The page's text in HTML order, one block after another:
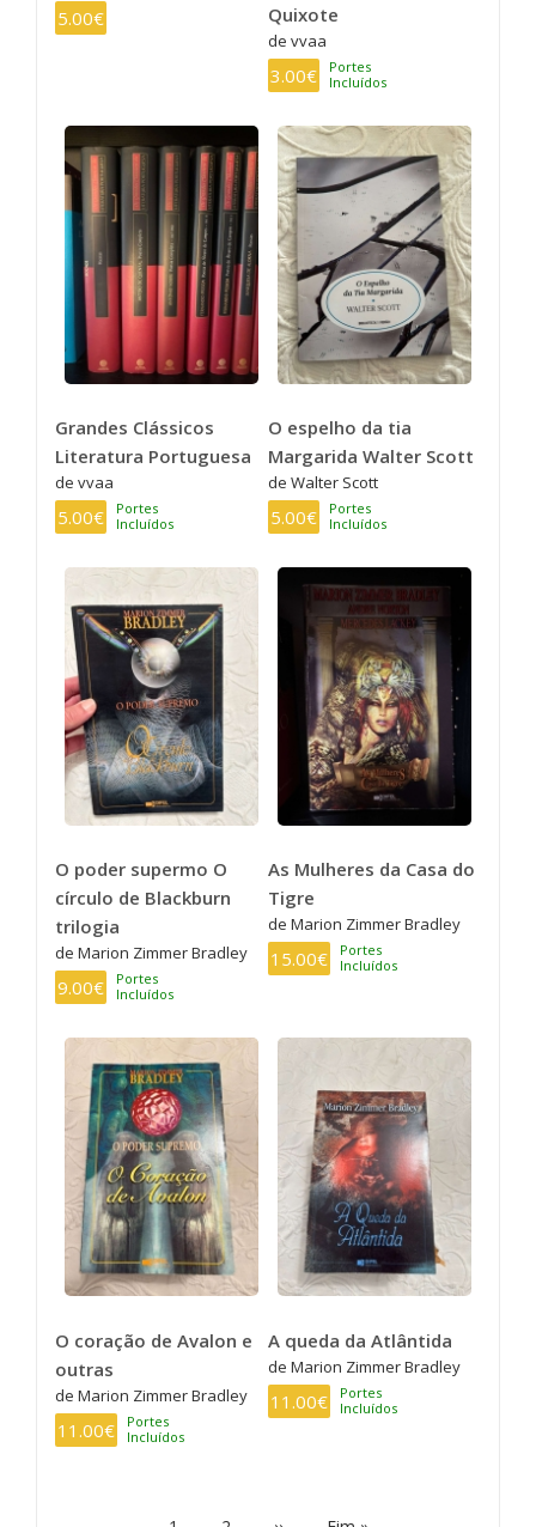
5.00€
Quixote
de vvaa
3.00€
Portes
Incluídos
Grandes Clássicos
Literatura Portuguesa
de vvaa
5.00€
Portes
Incluídos
O espelho da tia
Margarida Walter Scott
de Walter Scott
5.00€
Portes
Incluídos
O poder supermo O
círculo de Blackburn
trilogia
de Marion Zimmer Bradley
9.00€
Portes
Incluídos
As Mulheres da Casa do
Tigre
de Marion Zimmer Bradley
15.00€
Portes
Incluídos
O coração de Avalon e
outras
de Marion Zimmer Bradley
11.00€
Portes
Incluídos
A queda da Atlântida
de Marion Zimmer Bradley
11.00€
Portes
Incluídos